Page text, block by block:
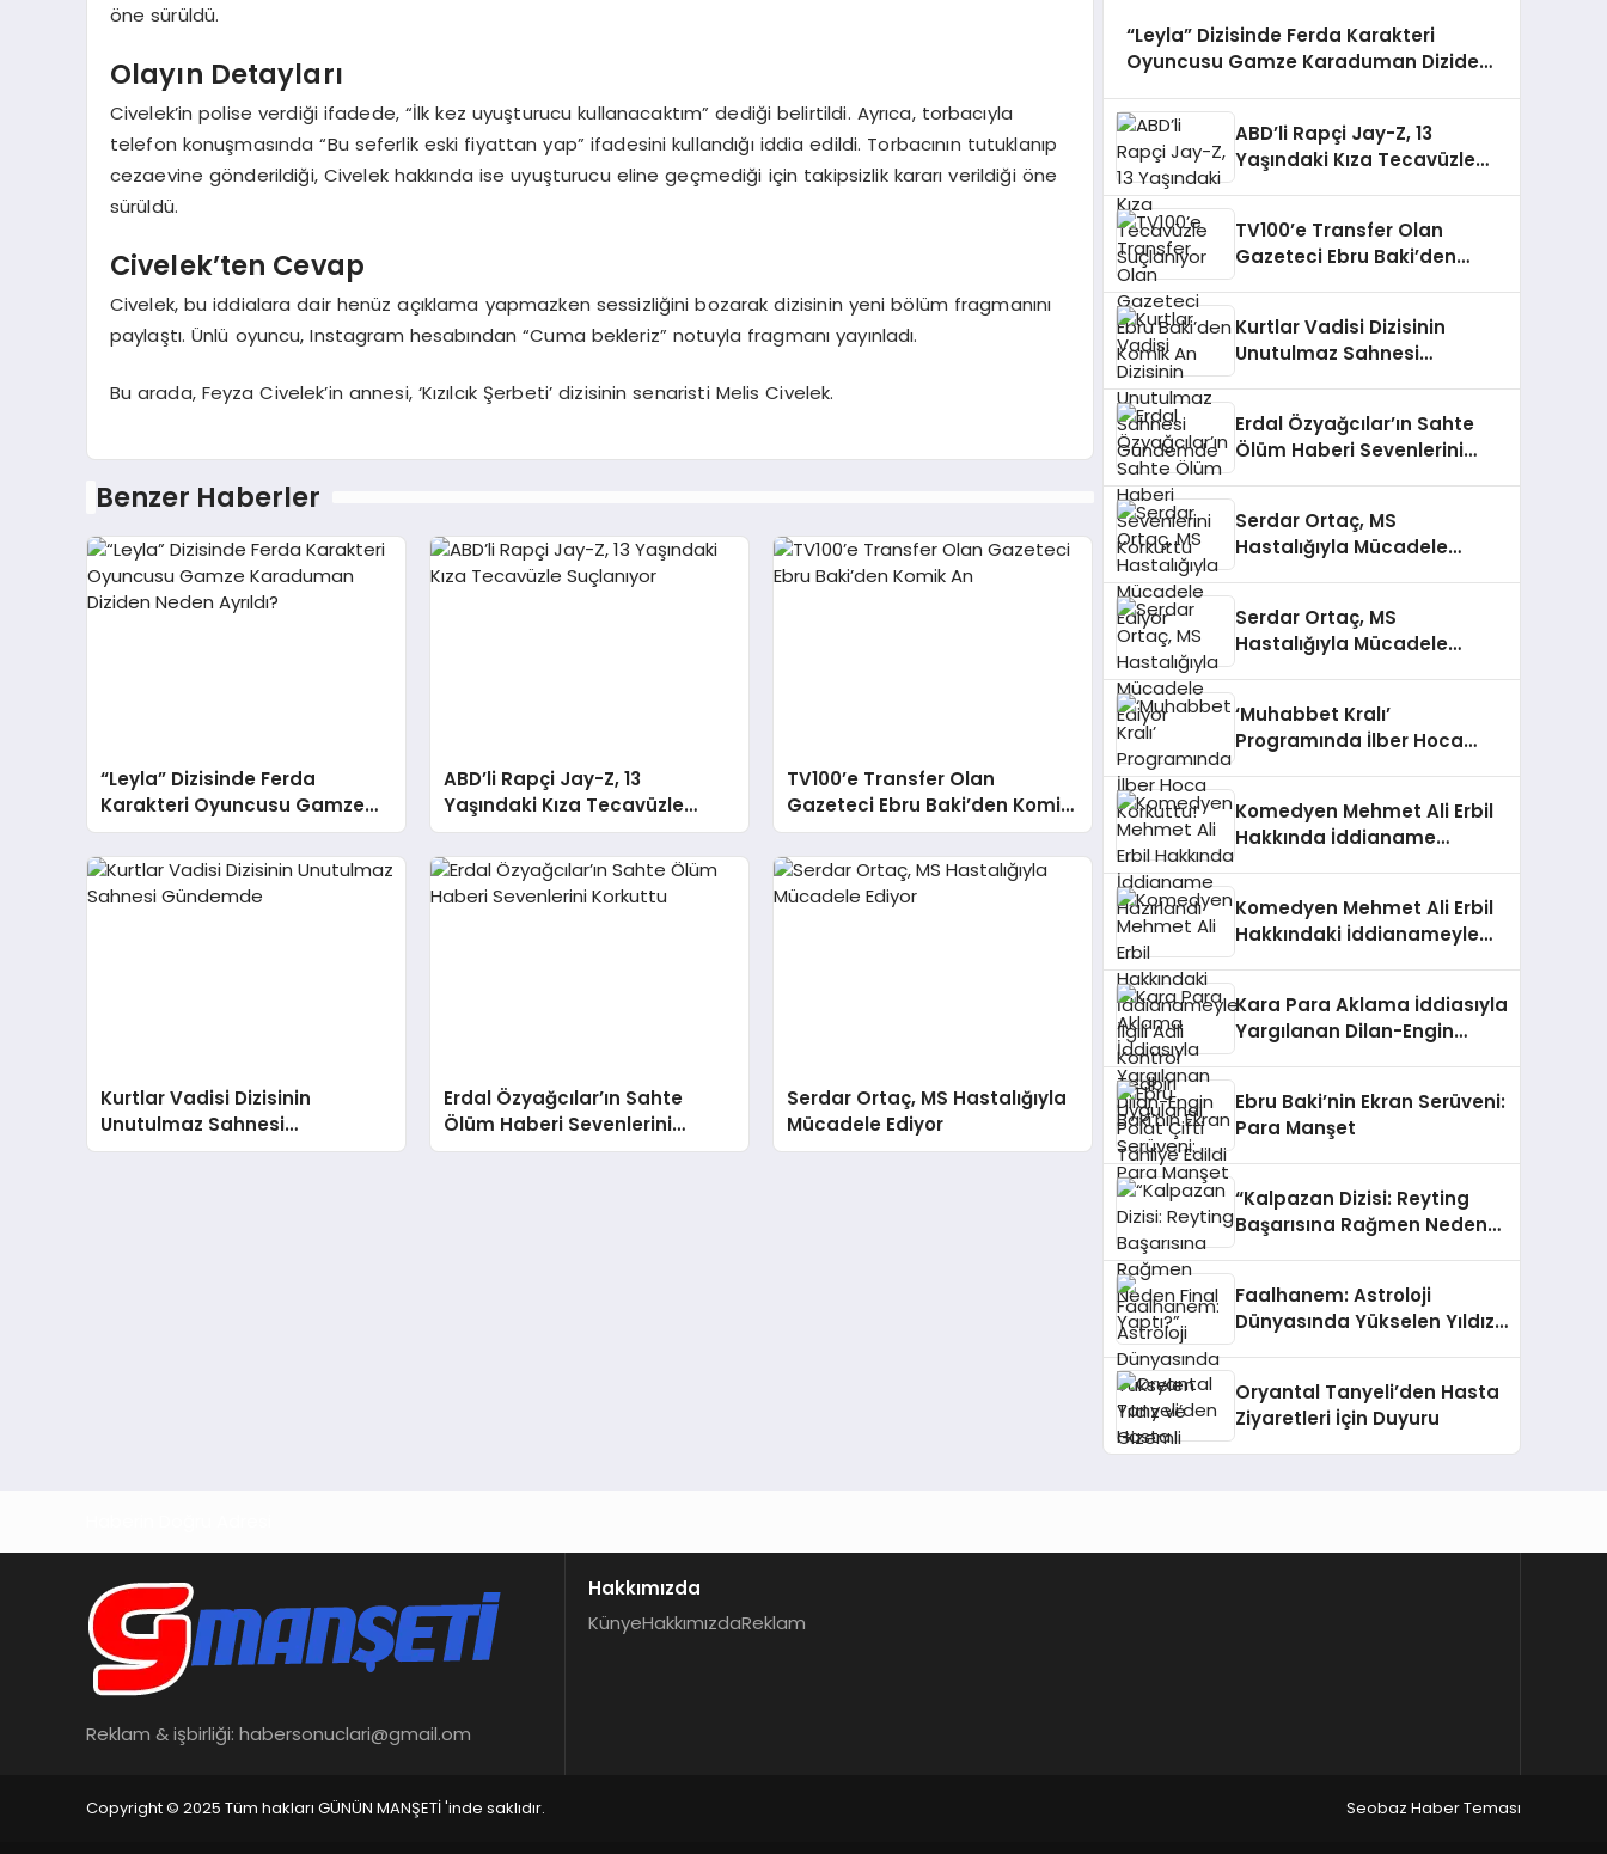
öne sürüldü.
Olayın Detayları
Civelek’in polise verdiği ifadede, “İlk kez uyuşturucu kullanacaktım” dediği belirtildi. Ayrıca, torbacıyla
telefon konuşmasında “Bu seferlik eski fiyattan yap” ifadesini kullandığı iddia edildi. Torbacının tutuklanıp
cezaevine gönderildiği, Civelek hakkında ise uyuşturucu eline geçmediği için takipsizlik kararı verildiği öne
sürüldü.
Civelek’ten Cevap
Civelek, bu iddialara dair henüz açıklama yapmazken sessizliğini bozarak dizisinin yeni bölüm fragmanını
paylaştı. Ünlü oyuncu, Instagram hesabından “Cuma bekleriz” notuyla fragmanı yayınladı.
Bu arada, Feyza Civelek’in annesi, ‘Kızılcık Şerbeti’ dizisinin senaristi Melis Civelek.
Benzer Haberler
“Leyla” Dizisinde Ferda
Karakteri Oyuncusu Gamze
Karaduman Diziden Neden
Ayrıldı?
ABD’li Rapçi Jay-Z, 13
Yaşındaki Kıza Tecavüzle
Suçlanıyor
TV100’e Transfer Olan
Gazeteci Ebru Baki’den Komik
An
Kurtlar Vadisi Dizisinin
Unutulmaz Sahnesi
Gündemde
Erdal Özyağcılar’ın Sahte
Ölüm Haberi Sevenlerini
Korkuttu
Serdar Ortaç, MS Hastalığıyla
Mücadele Ediyor
“Leyla” Dizisinde Ferda Karakteri
Oyuncusu Gamze Karaduman Diziden
ABD’li Rapçi Jay-Z, 13
Yaşındaki Kıza Tecavüzle
TV100’e Transfer Olan
Gazeteci Ebru Baki’den
Kurtlar Vadisi Dizisinin
Unutulmaz Sahnesi
Erdal Özyağcılar’ın Sahte
Ölüm Haberi Sevenlerini
Serdar Ortaç, MS
Hastalığıyla Mücadele
Serdar Ortaç, MS
Hastalığıyla Mücadele
‘Muhabbet Kralı’
Programında İlber Hoca
Komedyen Mehmet Ali Erbil
Hakkında İddianame
Komedyen Mehmet Ali Erbil
Hakkındaki İddianameyle
Kara Para Aklama İddiasıyla
Yargılanan Dilan-Engin
Ebru Baki’nin Ekran Serüveni:
Para Manşet
“Kalpazan Dizisi: Reyting
Başarısına Rağmen Neden
Faalhanem: Astroloji
Dünyasında Yükselen Yıldız
Oryantal Tanyeli’den Hasta
Ziyaretleri İçin Duyuru
Reklam & işbirliği: habersonuclari@gmail.om
Hakkımızda
KünyeHakkımızdaReklam
Copyright © 2025 Tüm hakları GÜNÜN MANŞETİ 'inde saklıdır. Seobaz Haber Teması